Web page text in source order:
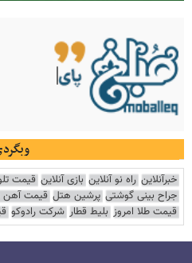
خبرآنلاین راه نو آنلاین بازی آنلاین قیمت
جراح بینی گوشتی پرشین هتل قیمت آهن
قیمت طلا امروز بلیط قطار شرکت رادوکو